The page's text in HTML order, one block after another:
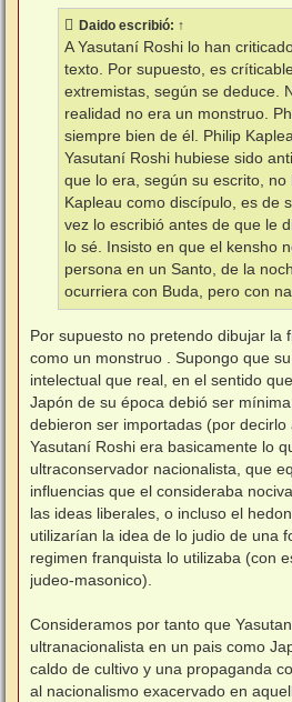
Daido escribió: ↑
A Yasutaní Roshi lo han
texto. Por supuesto, es
extremistas, según se deduce.
realidad no era un monstruo.
siempre bien de él. Philip
Yasutaní Roshi hubiese sido
que lo era, según su escrito,
Kapleau como discípulo, es de
vez lo escribió antes de que le
lo sé. Insisto en que el kensho
persona en un Santo, de la
ocurriera con Buda, pero con
Por supuesto no pretendo dibujar la
como un monstruo . Supongo que
intelectual que real, en el sentido
Japón de su época debió ser
debieron ser importadas (por decirlo
Yasutaní Roshi era basicamente lo
ultraconservador nacionalista, que
influencias que el consideraba
las ideas liberales, o incluso el
utilizarían la idea de lo judio de una
regimen franquista lo utilizaba (con
judeo-masonico).
Consideramos por tanto que
ultranacionalista en un pais como
caldo de cultivo y una propaganda
al nacionalismo exacervado en